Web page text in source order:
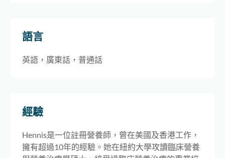
語言
英語，廣東話，普通話
經驗
Hennis是一位註冊營養師，曾在美國及香港工作，
擁有超過10年的經驗。她在紐約大學攻讀臨床營養